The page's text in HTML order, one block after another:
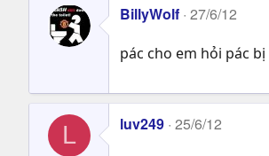
BillyWolf 27/6/12
pác cho em hỏi pác
L luv249 25/6/12